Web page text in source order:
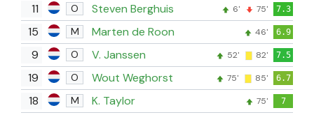
11
O Steven Berghuis 6' 75' 7.3
15 M Marten de Roon 46' 6.9
9 O V. Janssen 52' 82' 7.5
19 O Wout Weghorst 75' 85' 6.7
18 M K. Taylor 75' 7